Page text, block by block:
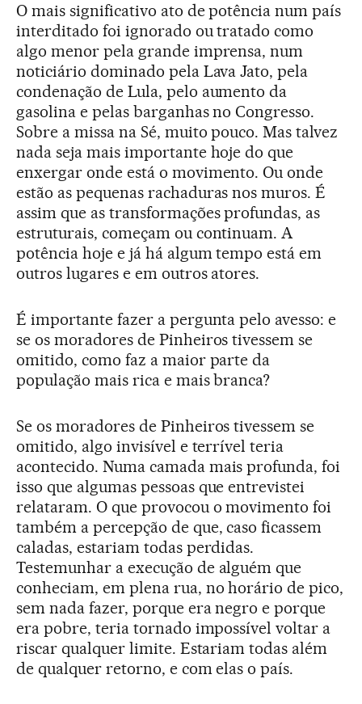
O mais significativo ato de potência num país
interditado foi ignorado ou tratado como
algo menor pela grande imprensa, num
noticiário dominado pela Lava Jato, pela
condenação de Lula, pelo aumento da
gasolina e pelas barganhas no Congresso.
Sobre a missa na Sé, muito pouco. Mas talvez
nada seja mais importante hoje do que
enxergar onde está o movimento. Ou onde
estão as pequenas rachaduras nos muros. É
assim que as transformações profundas, as
estruturais, começam ou continuam. A
potência hoje e já há algum tempo está em
outros lugares e em outros atores.
É importante fazer a pergunta pelo avesso: e
se os moradores de Pinheiros tivessem se
omitido, como faz a maior parte da
população mais rica e mais branca?
Se os moradores de Pinheiros tivessem se
omitido, algo invisível e terrível teria
acontecido. Numa camada mais profunda, foi
isso que algumas pessoas que entrevistei
relataram. O que provocou o movimento foi
também a percepção de que, caso ficassem
caladas, estariam todas perdidas.
Testemunhar a execução de alguém que
conheciam, em plena rua, no horário de pico,
sem nada fazer, porque era negro e porque
era pobre, teria tornado impossível voltar a
riscar qualquer limite. Estariam todas além
de qualquer retorno, e com elas o país.